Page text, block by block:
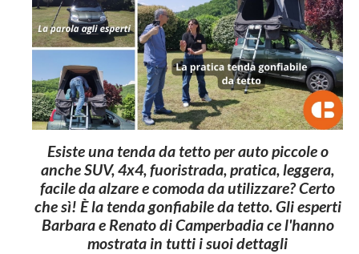
Esiste una tenda da tetto per auto piccole o
anche SUV, 4x4, fuoristrada, pratica, leggera,
facile da alzare e comoda da utilizzare? Certo
che sì! È la tenda gonfiabile da tetto. Gli esperti
Barbara e Renato di Camperbadia ce l'hanno
mostrata in tutti i suoi dettagli